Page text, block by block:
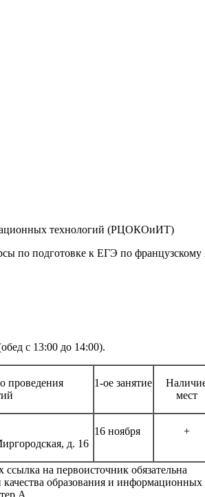
технологий (РЦОКОиИТ)
по подготовке к ЕГЭ по французскому
с 13:00 до 14:00).
проведения
1-ое занятие
мест
д. 16
16 ноября +
на первоисточник обязательна
образования и информационных